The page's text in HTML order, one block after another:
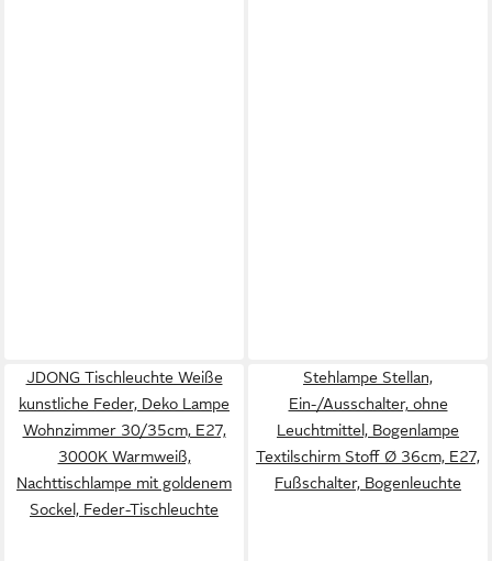
JDONG Tischleuchte Weiße
kunstliche Feder, Deko Lampe
Wohnzimmer 30/35cm, E27,
3000K Warmweiß,
Nachttischlampe mit goldenem
Sockel, Feder-Tischleuchte
Stehlampe Stellan,
Ein-/Ausschalter, ohne
Leuchtmittel, Bogenlampe
Textilschirm Stoff Ø 36cm, E27,
Fußschalter, Bogenleuchte